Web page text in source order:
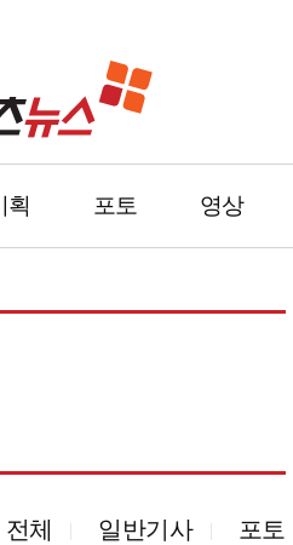
획 포토 영상
전체 일반기사 포토